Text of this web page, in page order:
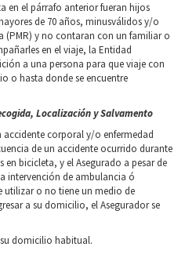
en el párrafo anterior fueran hijos
de 70 años, minusválidos y/o
(PMR) y no contaran con un familiar o
en el viaje, la Entidad
a una persona para que viaje con
o hasta donde se encuentre
Localización y Salvamento
accidente corporal y/o enfermedad
de un accidente ocurrido durante
bicicleta, y el Asegurado a pesar de
intervención de ambulancia ó
utilizar o no tiene un medio de
a su domicilio, el Asegurador se
domicilio habitual.